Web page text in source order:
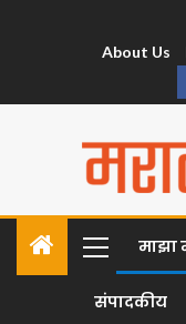
About Us
माझा
संपादकीय